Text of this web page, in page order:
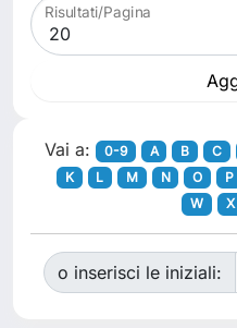
Risultati/Pagina
Vai a: 0-9 A B C
K
L M N O P
W
X
o inserisci le iniziali: